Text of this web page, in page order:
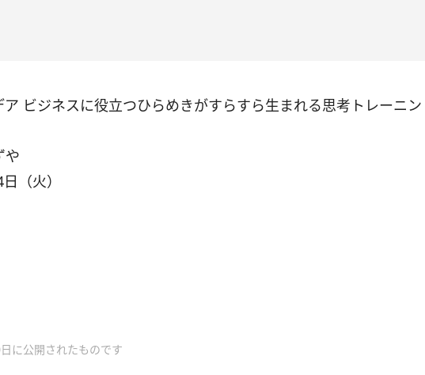
ア ビジネスに役立つひらめきがすらすら生まれる思考トレーニン
や
（火）
に公開されたものです